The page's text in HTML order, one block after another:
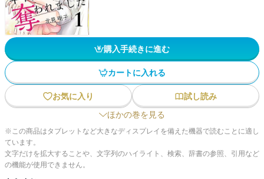
購入手続きに進む
カートに入れる
お気に入り
試し読み
ほかの巻を見る
※この商品はタブレットなど大きなディスプレイを備えた機器で読むことに適し
ています。
文字だけを拡大することや、文字列のハイライト、検索、辞書の参照、引用など
の機能が使用できません。